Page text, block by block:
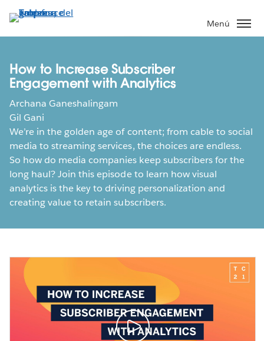
contenido
Menú
How to Increase Subscriber
Engagement with Analytics
Archana Ganeshalingam
Gil Gani
We’re in the golden age of content; from cable to social
media to streaming services, the choices are endless.
So how do media companies keep subscribers for the
long haul? Join this episode to learn how visual
analytics is the key to driving personalization and
creating value to retain subscribers.